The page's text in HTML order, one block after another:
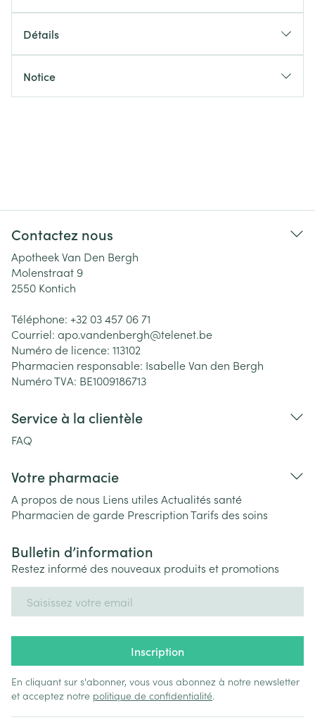
Détails
Notice
Contactez nous
Apotheek Van Den Bergh
Molenstraat 9
2550 Kontich
Téléphone: +32 03 457 06 71
Courriel: apo.vandenbergh@telenet.be
Numéro de licence: 113102
Pharmacien responsable: Isabelle Van den Bergh
Numéro TVA: BE1009186713
Service à la clientèle
FAQ
Votre pharmacie
A propos de nous Liens utiles Actualités santé
Pharmacien de garde PrescriptionTarifs des soins
Bulletin d’information
Restez informé des nouveaux produits et promotions
Inscription
En cliquant sur s'abonner, vous vous abonnez à notre newsletter
et acceptez notre politique de confidentialité.